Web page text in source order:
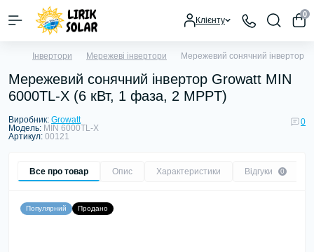
Клієнту
0
Інвертори Мережеві інвертори Мережевий сонячний інвертор
Мережевий сонячний інвертор Growatt MIN
6000TL-X (6 кВт, 1 фаза, 2 MPPT)
Виробник: Growatt
Модель: MIN 6000TL-X
Артикул: 00121
0
Все про товар Опис Характеристики Відгуки 0
Популярний Продано